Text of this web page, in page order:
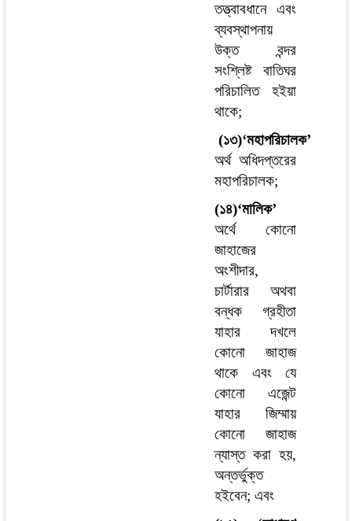
তত্ত্বাবধানে এবং
ব্যবস্থাপনায়
উক্ত বন্দর
সংশ্লিষ্ট বাতিঘর
পরিচালিত হইয়া
থাকে;
(১৩)‘মহাপরিচালক’
অর্থ অধিদপ্তরের
মহাপরিচালক;
(১৪)‘মালিক’
অর্থে কোনো
জাহাজের
অংশীদার,
চার্টারার অথবা
বন্ধক গ্রহীতা
যাহার দখলে
কোনো জাহাজ
থাকে এবং যে
কোনো এজেন্ট
যাহার জিম্মায়
কোনো জাহাজ
ন্যাস্ত করা হয়,
অন্তর্ভুক্ত
হইবেন; এবং